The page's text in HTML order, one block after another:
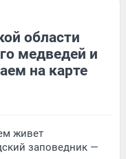
области
медведей и
на карте
живет
заповедник —